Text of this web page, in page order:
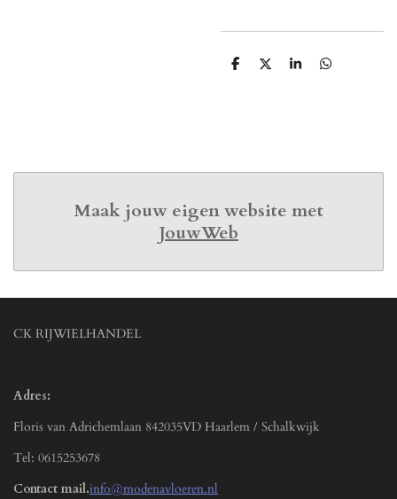
D
D
S
D
Maak jouw eigen website met
JouwWeb
CK RIJWIELHANDEL
Adres:
Floris van Adrichemlaan 842035VD Haarlem / Schalkwijk
Tel: 0615253678
Contact mail.info@modenavloeren.nl